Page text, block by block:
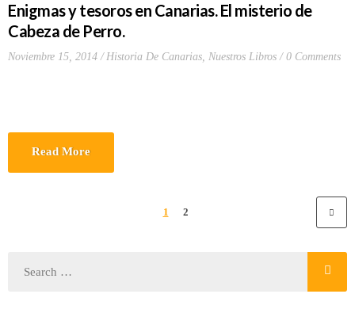
Enigmas y tesoros en Canarias. El misterio de
Cabeza de Perro.
Noviembre 15, 2014 Historia De Canarias, Nuestros Libros 0 Comments
Read More
1 2